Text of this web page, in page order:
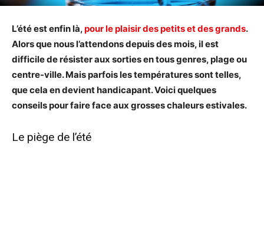
L’été est enfin là,pour le plaisir des petits et des grands.
Alors que nous l’attendons depuis des mois, il est
difficile de résister aux sorties en tous genres, plage ou
centre-ville. Mais parfois les températures sont telles,
que cela en devient handicapant. Voici quelques
conseils pour faire face aux grosses chaleurs estivales.
Le piège de l’été